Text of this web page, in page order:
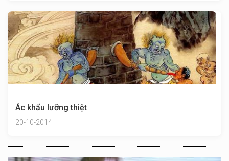
Ác khẩu lưỡng thiệt
20-10-2014